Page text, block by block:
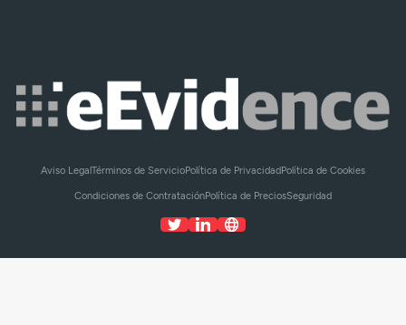
Aviso LegalTérminos de ServicioPolítica de PrivacidadPolítica de Cookies
Condiciones de ContrataciónPolítica de PreciosSeguridad